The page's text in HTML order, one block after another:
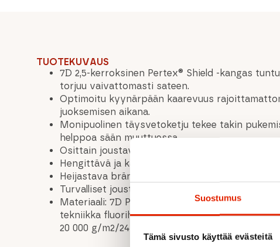
Suostumus
Tämä sivusto käyttää evästeitä
TUOTEKUVAUS
7D 2,5-kerroksinen Pertex® Shield -kangas
torjuu vaivattomasti sateen.
Optimoitu kyynärpään kaarevuus
juoksemisen aikana.
Monipuolinen täysvetoketju tekee takin
helppoa sään muuttuessa.
Osittain joustava helma parantaa istuvuutta.
Hengittävä ja käännettävä huppu toimii
Heijastava brändäys kaikkialla.
Turvalliset joustavat hihansuut
Materiaali: 7D Pertex® Shield 2,5-kerroksinen
tekniikka fluorihiilivapaalla DWR:llä (51gsm)
20 000 g/m2/24 tuntia